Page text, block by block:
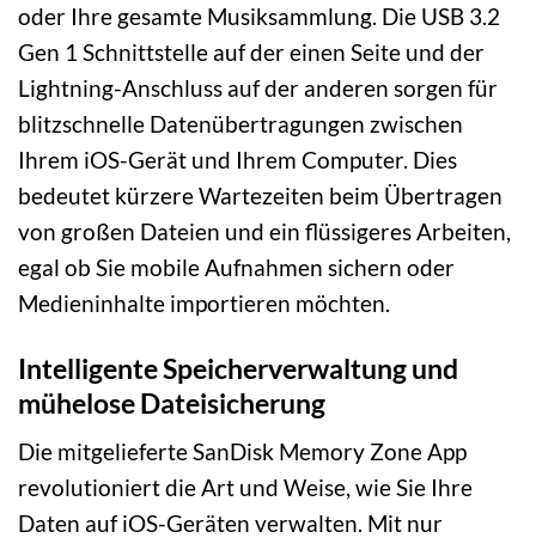
oder Ihre gesamte Musiksammlung. Die USB 3.2
Gen 1 Schnittstelle auf der einen Seite und der
Lightning-Anschluss auf der anderen sorgen für
blitzschnelle Datenübertragungen zwischen
Ihrem iOS-Gerät und Ihrem Computer. Dies
bedeutet kürzere Wartezeiten beim Übertragen
von großen Dateien und ein flüssigeres Arbeiten,
egal ob Sie mobile Aufnahmen sichern oder
Medieninhalte importieren möchten.
Intelligente Speicherverwaltung und
mühelose Dateisicherung
Die mitgelieferte SanDisk Memory Zone App
revolutioniert die Art und Weise, wie Sie Ihre
Daten auf iOS-Geräten verwalten. Mit nur